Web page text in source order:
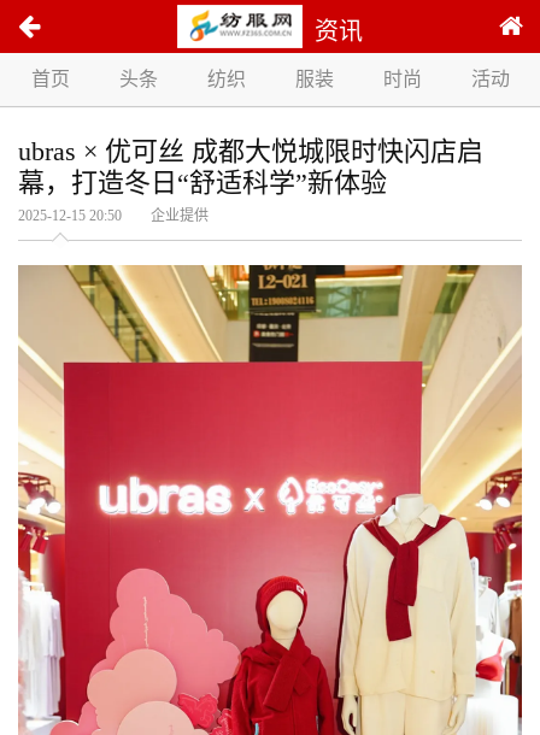
资讯
首页 头条 纺织 服装 时尚 活动
ubras × 优可丝 成都大悦城限时快闪店启
幕，打造冬日“舒适科学”新体验
2025-12-15 20:50 企业提供